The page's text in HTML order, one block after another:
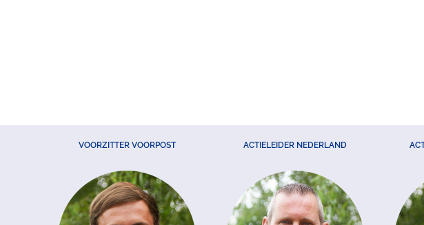
VOORZITTER VOORPOST ACTIELEIDER NEDERLAND